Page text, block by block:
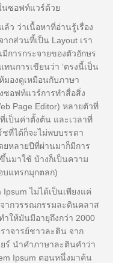
นซอฟท์แวร์ด้วย
ว ว่าเนื้อหาที่อ่านรู้เรื่อง
กส่วนที้เป็น Layout เรา
การกระจายของตัวอักษร
นการเขียนว่า ‘ตรงนี้เป็น
มองดูเหมือนกับภาษา
ซอฟท์แวร์การทำสื่อสิ่ง
Page Editor) หลายตัวที่
เป็นค่าตั้งต้น และเวลาที่
ชที่ได้ก็จะไม่พบบรรดา
ยหลายปีที่ผ่านมาก็มีการ
นมาใช้ บ้างก็เป็นความ
บแทรกมุกตลก)
ไม่ได้เป็นเพียงแค่
ากวรรณกรรมละตินคลาส
ให้มันมีอายุถึงกว่า 2000
าจารย์ชาวละติน จาก
ร์ นำคำภาษาละตินคำว่า
Ipsum ตอนหนึ่งมาค้น